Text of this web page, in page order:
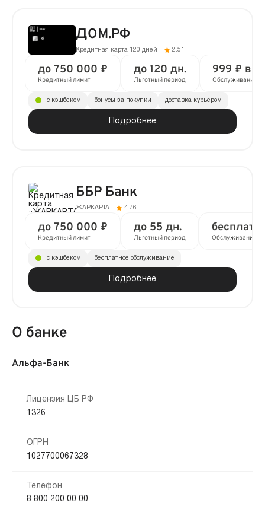
ДОМ.РФ
Кредитная карта 120 дней 2.51
до 750 000 ₽
Кредитный лимит
до 120 дн.
Льготный период
999 ₽ в
Обслуживание
Подробнее
с кэшбеком бонусы за покупки доставка курьером
ББР Банк
ЖАРКАРТА 4.76
до 750 000 ₽
Кредитный лимит
до 55 дн.
Льготный период Обслуживание
Подробнее
с кэшбеком бесплатное обслуживание
О банке
Альфа-Банк
Лицензия ЦБ РФ
1326
ОГРН
1027700067328
Телефон
8 800 200 00 00